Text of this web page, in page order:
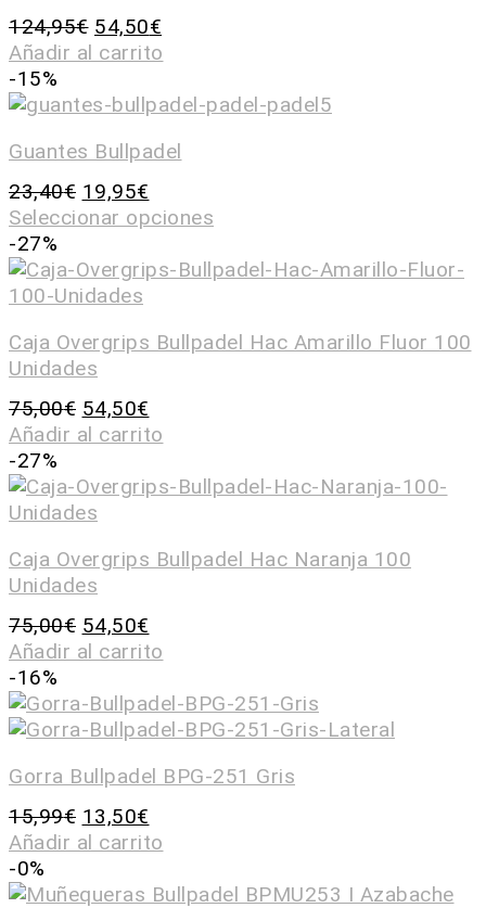
124,95€ 54,50€
Añadir al carrito
-15%
Guantes Bullpadel
23,40€ 19,95€
Seleccionar opciones
-27%
Caja Overgrips Bullpadel Hac Amarillo Fluor 100
Unidades
75,00€ 54,50€
Añadir al carrito
-27%
Caja Overgrips Bullpadel Hac Naranja 100
Unidades
75,00€ 54,50€
Añadir al carrito
-16%
Gorra Bullpadel BPG-251 Gris
15,99€ 13,50€
Añadir al carrito
-0%